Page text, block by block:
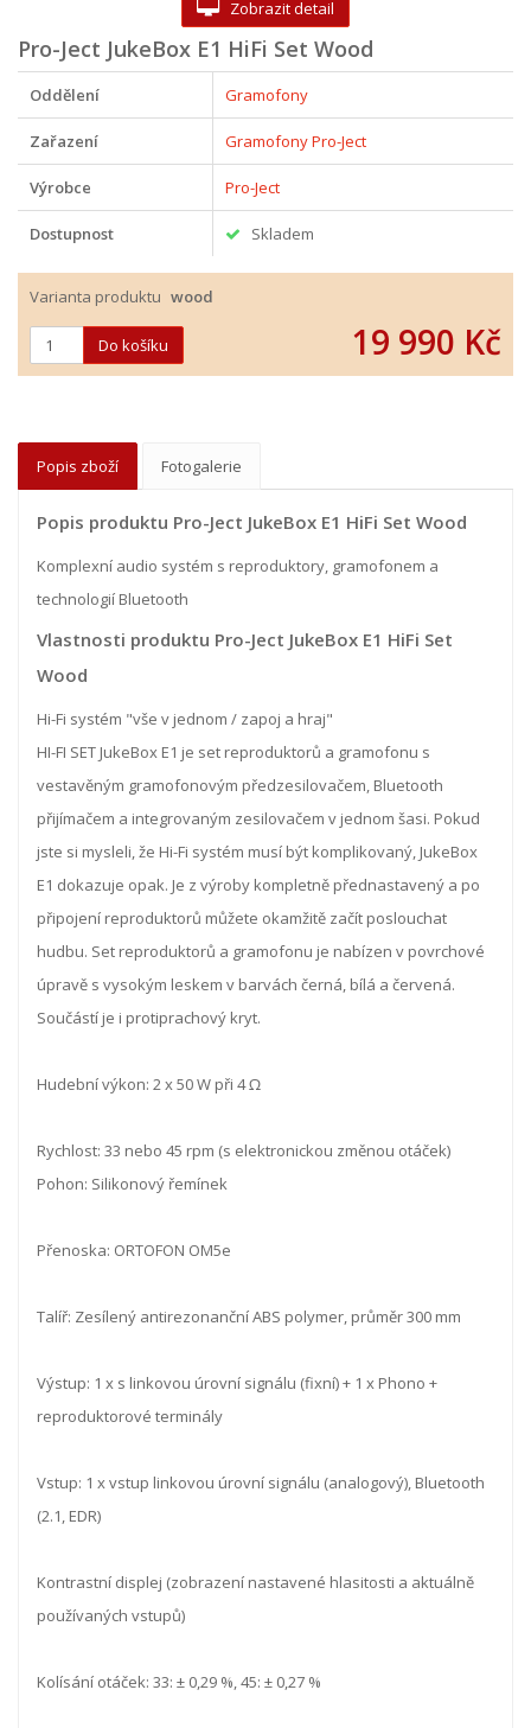
Zobrazit detail
Pro-Ject JukeBox E1 HiFi Set Wood
Oddělení Gramofony
Zařazení Gramofony Pro-Ject
Výrobce Pro-Ject
Dostupnost Skladem
Varianta produktu wood
19 990 Kč
Popis zboží Fotogalerie
Popis produktu Pro-Ject JukeBox E1 HiFi Set Wood
Komplexní audio systém s reproduktory, gramofonem a
technologií Bluetooth
Vlastnosti produktu Pro-Ject JukeBox E1 HiFi Set
Wood
Hi-Fi systém "vše v jednom / zapoj a hraj"
HI-FI SET JukeBox E1 je set reproduktorů a gramofonu s
vestavěným gramofonovým předzesilovačem, Bluetooth
přijímačem a integrovaným zesilovačem v jednom šasi. Pokud
jste si mysleli, že Hi-Fi systém musí být komplikovaný, JukeBox
E1 dokazuje opak. Je z výroby kompletně přednastavený a po
připojení reproduktorů můžete okamžitě začít poslouchat
hudbu. Set reproduktorů a gramofonu je nabízen v povrchové
úpravě s vysokým leskem v barvách černá, bílá a červená.
Součástí je i protiprachový kryt.
Hudební výkon: 2 x 50 W při 4 Ω
Rychlost: 33 nebo 45 rpm (s elektronickou změnou otáček)
Pohon: Silikonový řemínek
Přenoska: ORTOFON OM5e
Talíř: Zesílený antirezonanční ABS polymer, průměr 300 mm
Výstup: 1 x s linkovou úrovní signálu (fixní) + 1 x Phono +
reproduktorové terminály
Vstup: 1 x vstup linkovou úrovní signálu (analogový), Bluetooth
(2.1, EDR)
Kontrastní displej (zobrazení nastavené hlasitosti a aktuálně
používaných vstupů)
Kolísání otáček: 33: ± 0,29 %, 45: ± 0,27 %